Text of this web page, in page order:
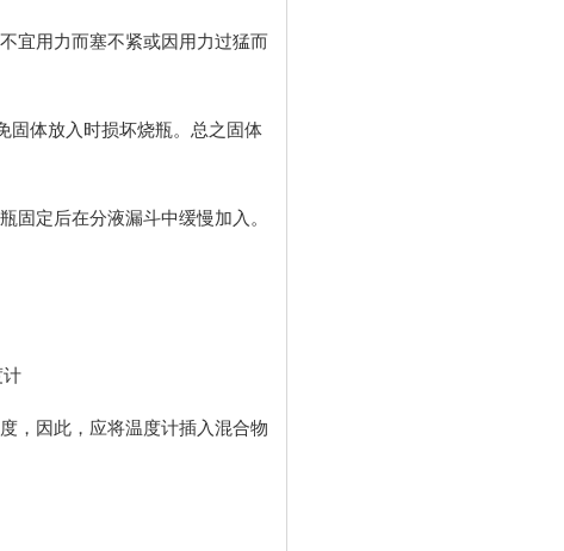
宜用力而塞不紧或因用力过猛而
固体放入时损坏烧瓶。总之固体
固定后在分液漏斗中缓慢加入。
计
，因此，应将温度计插入混合物